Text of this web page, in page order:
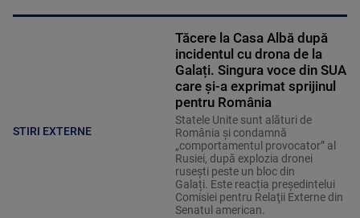
STIRI EXTERNE
Tăcere la Casa Albă după
incidentul cu drona de la
Galați. Singura voce din SUA
care și-a exprimat sprijinul
pentru România
Statele Unite sunt alături de
România și condamnă
„comportamentul provocator” al
Rusiei, după explozia dronei
rusești peste un bloc din
Galați. Este reacția preşedintelui
Comisiei pentru Relaţii Externe din
Senatul american.